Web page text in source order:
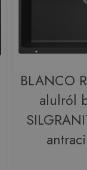
BLANCO
alulról